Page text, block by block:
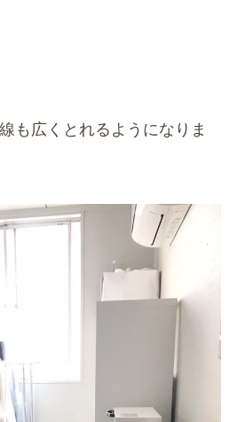
も広くとれるようになりま